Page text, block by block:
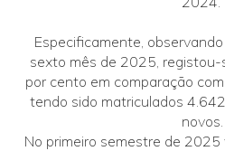
Especificamente,
sexto mês de 2025,
por cento em comparação
tendo sido matriculados
novos.
No primeiro semestre de